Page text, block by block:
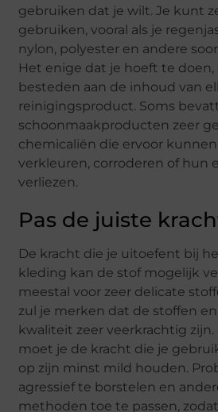
gebruiken dat je wilt. Je kunt
gebruiken, vooral als je
nylon, polyester en andere
Het enige dat je hoeft te doen,
besteden aan de inhoud van
reinigingsproduct. Soms
schoonmaakproducten zeer
chemicaliën die ervoor
verkleuren, corroderen of hun
verliezen.
Pas de juiste
De kracht die je uitoefent bij
kleding kan de stof mogelijk
meestal voor zeer delicate
zul je merken dat de stoffen
kwaliteit zeer veerkrachtig zijn.
moet je de kracht die je
op zijn minst mild houden.
agressief te borstelen en
methoden toe te passen,